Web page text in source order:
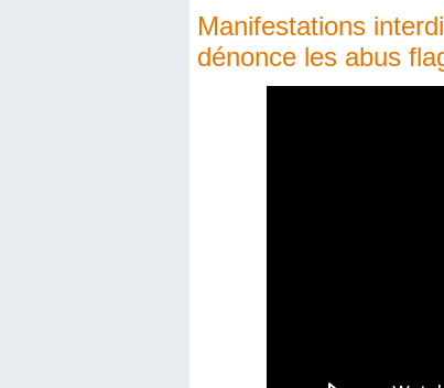
Manifestations
dénonce les abus